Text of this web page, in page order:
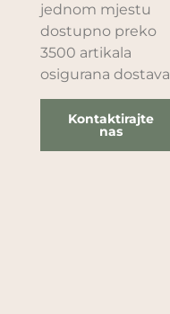
jednom mjestu
dostupno preko
3500 artikala
osigurana dostava
Kontaktirajte
nas